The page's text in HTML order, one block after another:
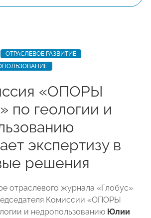
ОТРАСЛЕВОЕ РАЗВИТИЕ
«ОПОРЫ
геологии и
экспертизу в
решения
отраслевого журнала «Глобус»
Комиссии «ОПОРЫ
и недропользованию Юлии